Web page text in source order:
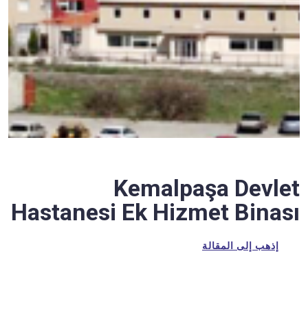
Kemalpaşa Devlet
Hastanesi Ek Hizmet Binası
إذهب إلى المقالة